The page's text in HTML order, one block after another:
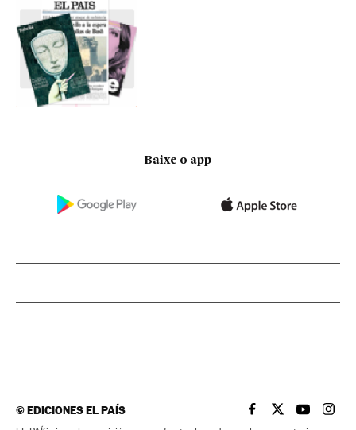
Baixe o app
©EDICIONES EL PAÍS EL PAÍS BRASIL EN
EL PAÍSEL PAÍS
EL